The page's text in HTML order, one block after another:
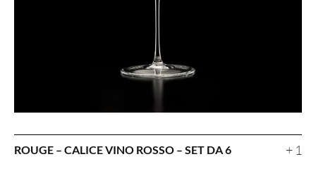
ROUGE – CALICE VINO ROSSO – SET DA 6 + 1